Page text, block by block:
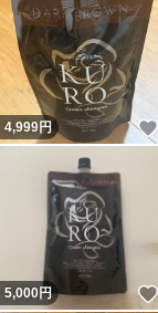
4,999円
5,000円